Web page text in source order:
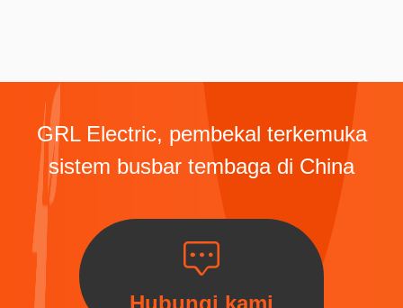
GRL Electric, pembekal terkemuka
sistem busbar tembaga di China
Hubungi kami